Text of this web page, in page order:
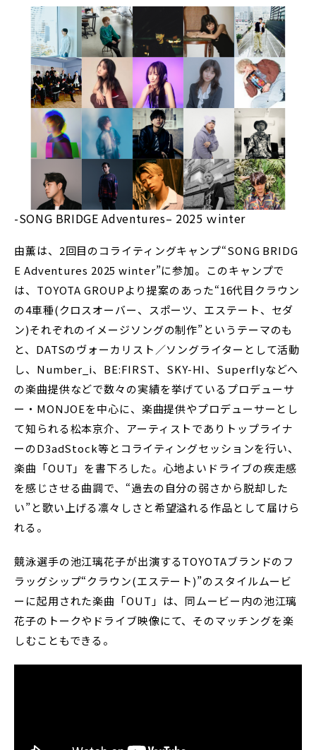
-SONG BRIDGE Adventures– 2025 ｗinter
由薫は、2回目のコライティングキャンプ“SONG BRIDG
E Adventures 2025 winter”に参加。このキャンプで
は、TOYOTA GROUPより提案のあった“16代目クラウン
の4車種(クロスオーバー、スポーツ、エステート、セダ
ン)それぞれのイメージソングの制作”というテーマのも
と、DATSのヴォーカリスト／ソングライターとして活動
し、Number_i、BE:FIRST、SKY-HI、Superflyなどへ
の楽曲提供などで数々の実績を挙げているプロデューサ
ー・MONJOEを中心に、楽曲提供やプロデューサーとし
て知られる松本京介、アーティストでありトップライナ
ーのD3adStock等とコライティングセッションを行い、
楽曲「OUT」を書下ろした。心地よいドライブの疾走感
を感じさせる曲調で、“過去の自分の弱さから脱却した
い”と歌い上げる凛々しさと希望溢れる作品として届けら
れる。
競泳選手の池江璃花子が出演するTOYOTAブランドのフ
ラッグシップ“クラウン(エステート)”のスタイルムービ
ーに起用された楽曲「OUT」は、同ムービー内の池江璃
花子のトークやドライブ映像にて、そのマッチングを楽
しむこともできる。